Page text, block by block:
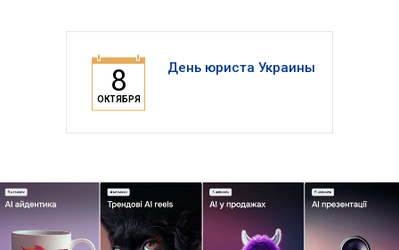
8
ОКТЯБРЯ
День юриста Украины